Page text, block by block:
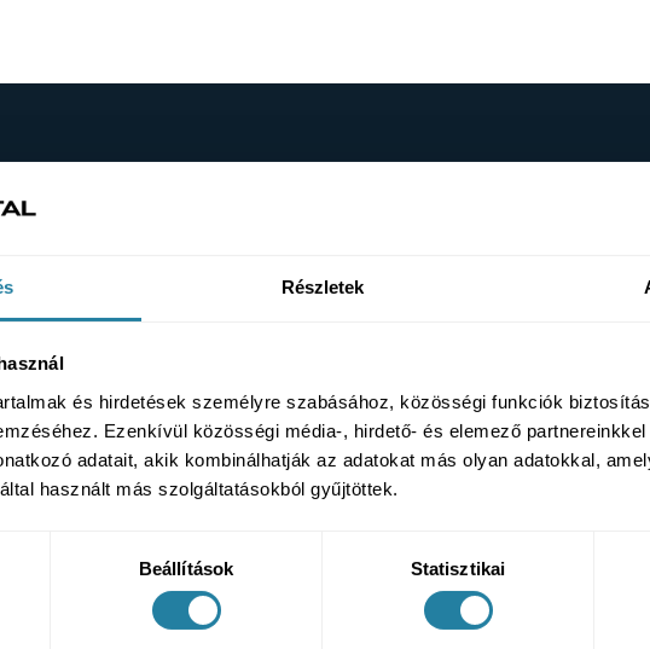
Részletek
és hirdetések személyre szabásához, közösségi funkciók
Ezenkívül közösségi média-, hirdető- és elemező
adatait, akik kombinálhatják az adatokat más olyan adatokkal,
használt más szolgáltatásokból gyűjtöttek.
Beállítások Statisztikai
miért döntöttek a
mit jelent számukra az
el.